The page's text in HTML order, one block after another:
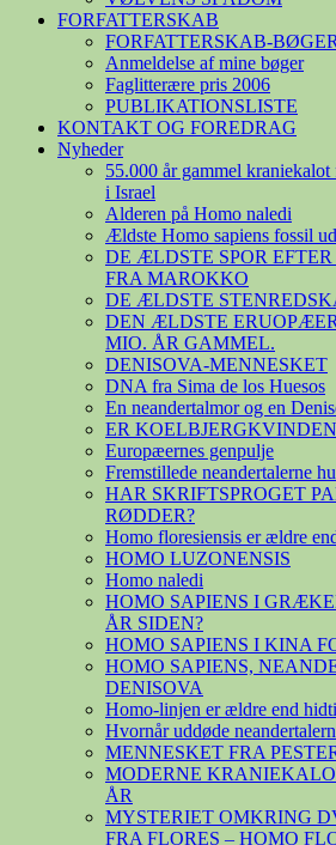
FORFATTERSKAB
FORFATTERSKAB-BØGER
Anmeldelse af mine bøger
Faglitterære pris 2006
PUBLIKATIONSLISTE
KONTAKT OG FOREDRAG
Nyheder
55.000 år gammel
i Israel
Alderen på Homo naledi
Ældste Homo sapiens fossil
DE ÆLDSTE SPOR
FRA MAROKKO
DE ÆLDSTE
DEN ÆLDSTE
MIO. ÅR GAMMEL.
DENISOVA-MENNESKET
DNA fra Sima de los Huesos
En neandertalmor og en
ER
Europæernes genpulje
Fremstillede neandertalerne
HAR SKRIFTSPROGET
RØDDER?
Homo floresiensis er ældre
HOMO LUZONENSIS
Homo naledi
HOMO SAPIENS I
ÅR SIDEN?
HOMO SAPIENS I KINA
HOMO SAPIENS,
DENISOVA
Homo-linjen er ældre end
Hvornår uddøde
MENNESKET FRA
MODERNE
ÅR
MYSTERIET OMKRING
FRA FLORES – HOMO